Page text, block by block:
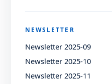
NEWSLETTER
Newsletter 2025-09
Newsletter 2025-10
Newsletter 2025-11